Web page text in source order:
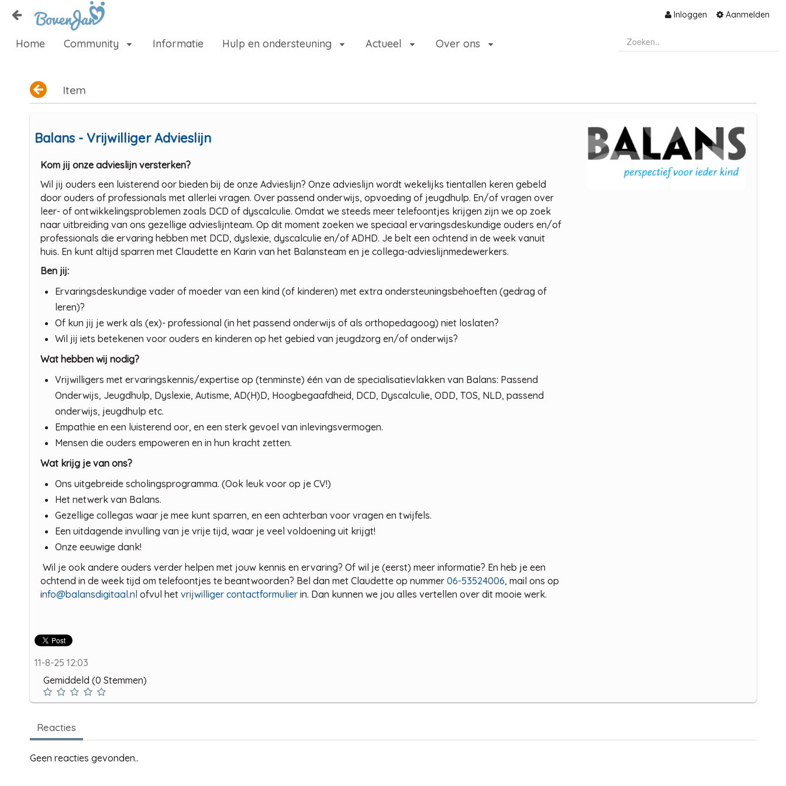
Inloggen Aanmelden
Home
Home Community Informatie Hulp en ondersteuning Actueel Over ons
Item
Balans - Vrijwilliger Advieslijn
Kom jij onze advieslijn versterken?
Wil jij ouders een luisterend oor bieden bij de onze Advieslijn? Onze advieslijn wordt wekelijks tientallen keren gebeld
door ouders of professionals met allerlei vragen. Over passend onderwijs, opvoeding of jeugdhulp. En/of vragen over
leer- of ontwikkelingsproblemen zoals DCD of dyscalculie. Omdat we steeds meer telefoontjes krijgen zijn we op zoek
naar uitbreiding van ons gezellige advieslijnteam. Op dit moment zoeken we speciaal ervaringsdeskundige ouders en/of
professionals die ervaring hebben met DCD, dyslexie, dyscalculie en/of ADHD. Je belt een ochtend in de week vanuit
huis. En kunt altijd sparren met Claudette en Karin van het Balansteam en je collega-advieslijnmedewerkers.
Ben jij:
Ervaringsdeskundige vader of moeder van een kind (of kinderen) met extra ondersteuningsbehoeften (gedrag of
leren)?
Of kun jij je werk als (ex)- professional (in het passend onderwijs of als orthopedagoog) niet loslaten?
Wil jij iets betekenen voor ouders en kinderen op het gebied van jeugdzorg en/of onderwijs?
Wat hebben wij nodig?
Vrijwilligers met ervaringskennis/expertise op (tenminste) één van de specialisatievlakken van Balans: Passend
Onderwijs, Jeugdhulp, Dyslexie, Autisme, AD(H)D, Hoogbegaafdheid, DCD, Dyscalculie, ODD, TOS, NLD, passend
onderwijs, jeugdhulp etc.
Empathie en een luisterend oor, en een sterk gevoel van inlevingsvermogen.
Mensen die ouders empoweren en in hun kracht zetten.
Wat krijg je van ons?
Ons uitgebreide scholingsprogramma. (Ook leuk voor op je CV!)
Het netwerk van Balans.
Gezellige collegas waar je mee kunt sparren, en een achterban voor vragen en twijfels.
Een uitdagende invulling van je vrije tijd, waar je veel voldoening uit krijgt!
Onze eeuwige dank!
Wil je ook andere ouders verder helpen met jouw kennis en ervaring? Of wil je (eerst) meer informatie? En heb je een
ochtend in de week tijd om telefoontjes te beantwoorden? Bel dan met Claudette op nummer 06-53524006, mail ons op
info@balansdigitaal.nl ofvul het vrijwilliger contactformulier in. Dan kunnen we jou alles vertellen over dit mooie werk.
11-8-25 12:03
Gemiddeld (0 Stemmen)
Reacties
Geen reacties gevonden..